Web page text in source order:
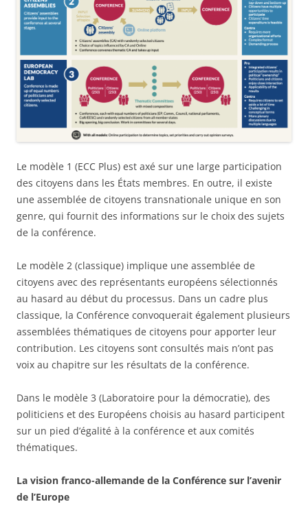
Le modèle 1 (ECC Plus) est axé sur une large participation
des citoyens dans les États membres. En outre, il existe
une assemblée de citoyens transnationale unique en son
genre, qui fournit des informations sur le choix des sujets
de la conférence.
Le modèle 2 (classique) implique une assemblée de
citoyens avec des représentants européens sélectionnés
au hasard au début du processus. Dans un cadre plus
classique, la Conférence convoquerait également plusieurs
assemblées thématiques de citoyens pour apporter leur
contribution. Les citoyens sont consultés mais n’ont pas
voix au chapitre sur les résultats de la conférence.
Dans le modèle 3 (Laboratoire pour la démocratie), des
politiciens et des Européens choisis au hasard participent
sur un pied d’égalité à la conférence et aux comités
thématiques.
La vision franco-allemande de la Conférence sur l’avenir
de l’Europe